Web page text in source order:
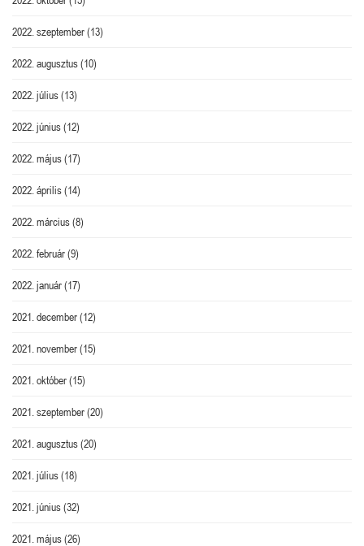
2022. szeptember(13)
2022. augusztus(10)
2022. július(13)
2022. június(12)
2022. május(17)
2022. április(14)
2022. március(8)
2022. február(9)
2022. január(17)
2021. december(12)
2021. november(15)
2021. október(15)
2021. szeptember(20)
2021. augusztus(20)
2021. július(18)
2021. június(32)
2021. május(26)